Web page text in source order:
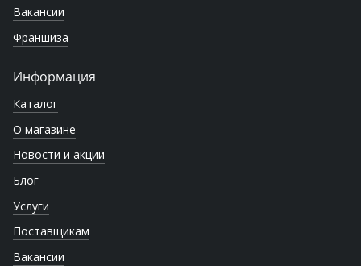
Вакансии
Франшиза
Информация
Каталог
О магазине
Новости и акции
Блог
Услуги
Поставщикам
Вакансии